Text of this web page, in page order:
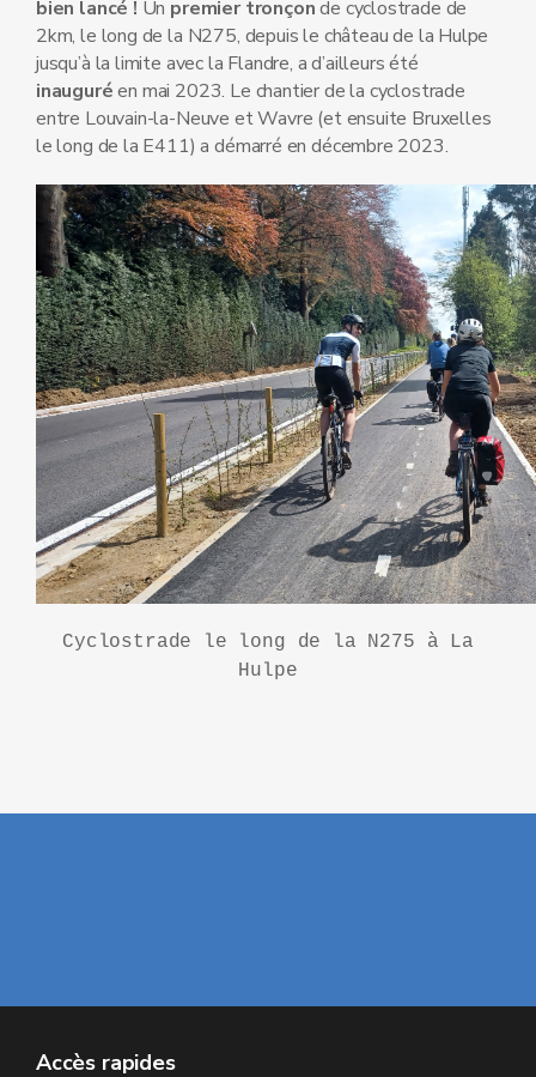
bien lancé ! Un premier tronçonde cyclostrade de
2km, le long de la N275, depuis le château de la Hulpe
jusqu’à la limite avec la Flandre, a d’ailleurs été
inauguréen mai 2023. Le chantier de la cyclostrade
entre Louvain-la-Neuve et Wavre (et ensuite Bruxelles
le long de la E411) a démarré en décembre 2023.
Cyclostrade le long de la N275 à La
Hulpe
Accès rapides